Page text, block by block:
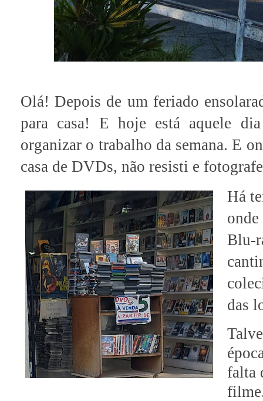
Olá! Depois de um feriado
para casa! E hoje está aquele
organizar o trabalho da semana. E
casa de DVDs, não resisti e
Há
Blu-
das
falta